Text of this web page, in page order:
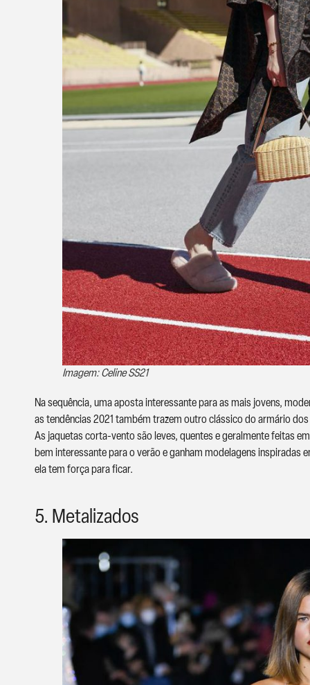
Imagem: Celine SS21
Na sequência, uma aposta interessante para as mais jovens,
as tendências 2021 também trazem outro clássico do armário
As jaquetas corta-vento são leves, quentes e geralmente feitas
bem interessante para o verão e ganham modelagens inspiradas
ela tem força para ficar.
5. Metalizados